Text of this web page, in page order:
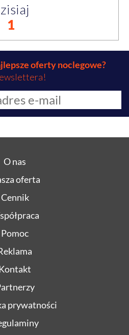
1
oferty noclegowe?
O nas
oferta
Cennik
Pomoc
prywatności